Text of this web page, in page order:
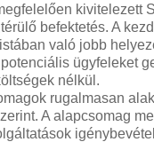
kivitelezett
befektetés. A
való jobb
ügyfeleket
nélkül.
rugalmasan
A alapcsomag